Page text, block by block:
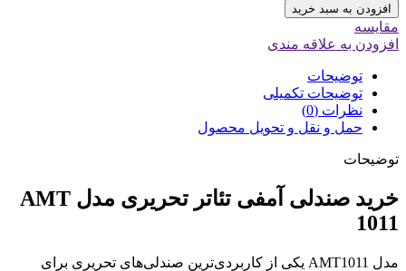
افزودن به سبد خرید
مقایسه
افزودن به علاقه مندی
توضیحات
توضیحات تکمیلی
نظرات (0)
حمل و نقل و تحویل محصول
توضیحات
خرید صندلی آمفی تئاتر تحریری مدل AMT
1011
مدل AMT1011 یکی از کاربردی‌ترین صندلی‌های تحریری برای